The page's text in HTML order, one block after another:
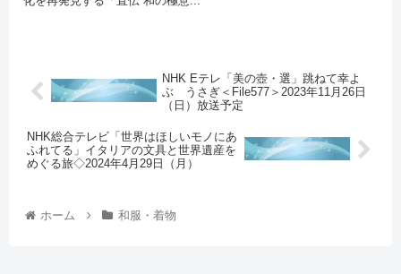
NHK Eテレ「美の壺・選」跳ねて幸よ
ぶ うさぎ＜File577＞2023年11月26日
（日）放送予定
NHK総合テレビ「世界はほしいモノにあ
ふれてる」イタリアの文具と世界遺産を
めぐる旅◇2024年4月29日（月）
ホーム 和服・着物